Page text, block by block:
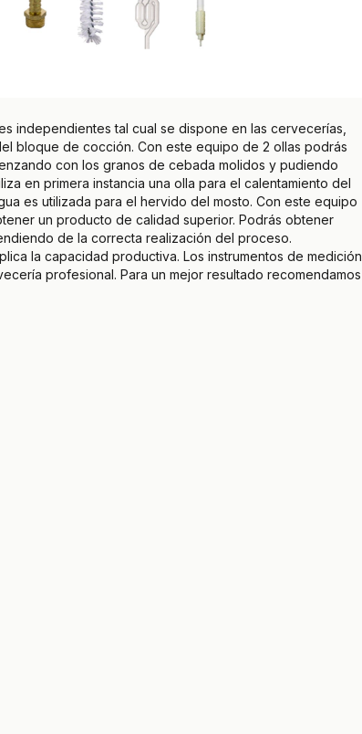
independientes tal cual se dispone en las cervecerías,
bloque de cocción. Con este equipo de 2 ollas podrás
con los granos de cebada molidos y pudiendo
en primera instancia una olla para el calentamiento del
es utilizada para el hervido del mosto. Con este equipo
un producto de calidad superior. Podrás obtener
de la correcta realización del proceso.
la capacidad productiva. Los instrumentos de medición
profesional. Para un mejor resultado recomendamos